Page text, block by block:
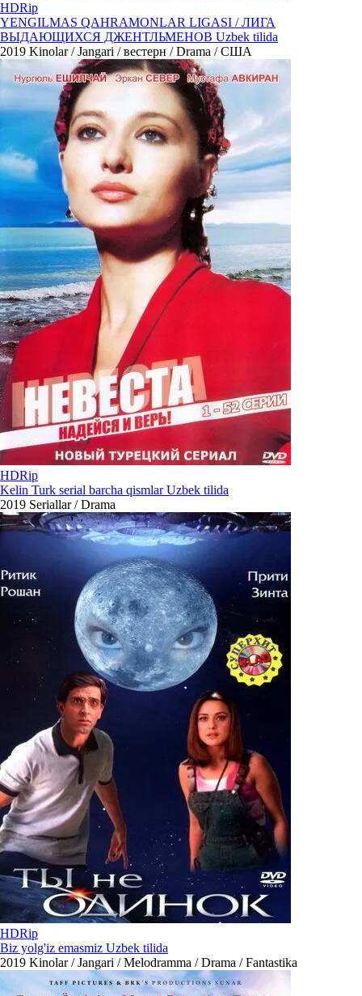
HDRip
YENGILMAS QAHRAMONLAR LIGASI / ЛИГА
ВЫДАЮЩИХСЯ ДЖЕНТЛЬМЕНОВ Uzbek tilida
2019 Kinolar / Jangari / вестерн / Drama / США
HDRip
Kelin Turk serial barcha qismlar Uzbek tilida
2019 Seriallar / Drama
HDRip
Biz yolg'iz emasmiz Uzbek tilida
2019 Kinolar / Jangari / Melodramma / Drama / Fantastika